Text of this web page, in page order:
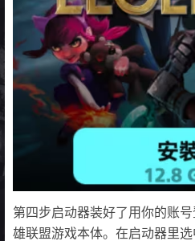
第四步启动器装好了用你的账
雄联盟游戏本体。在启动器里选